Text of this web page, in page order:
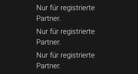
Nur für registrierte
Partner.
Nur für registrierte
Partner.
Nur für registrierte
Partner.